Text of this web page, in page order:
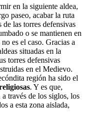
en la siguiente aldea,
paseo, acabar la ruta
las torres defensivas
o se mantienen en
es el caso. Gracias a
situadas en la
torres defensivas
en el Medievo.
región ha sido el
. Y es que,
través de los siglos, los
a esta zona aislada,